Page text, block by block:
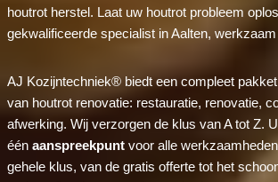
houtrot herstel. Laat uw houtrot probleem
gekwalificeerde specialist in Aalten,
AJ Kozijntechniek® biedt een compleet
van houtrot renovatie: restauratie, renovatie,
afwerking. Wij verzorgen de klus van A tot Z.
één aanspreekpuntvoor alle
gehele klus, van de gratis offerte tot het